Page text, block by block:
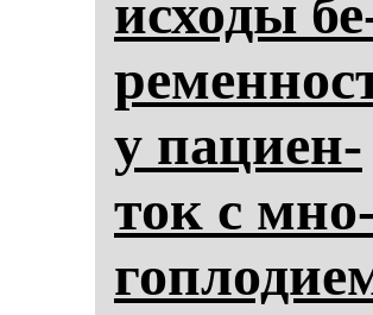
ис­хо­ды
у па­ци­ен­
ток с